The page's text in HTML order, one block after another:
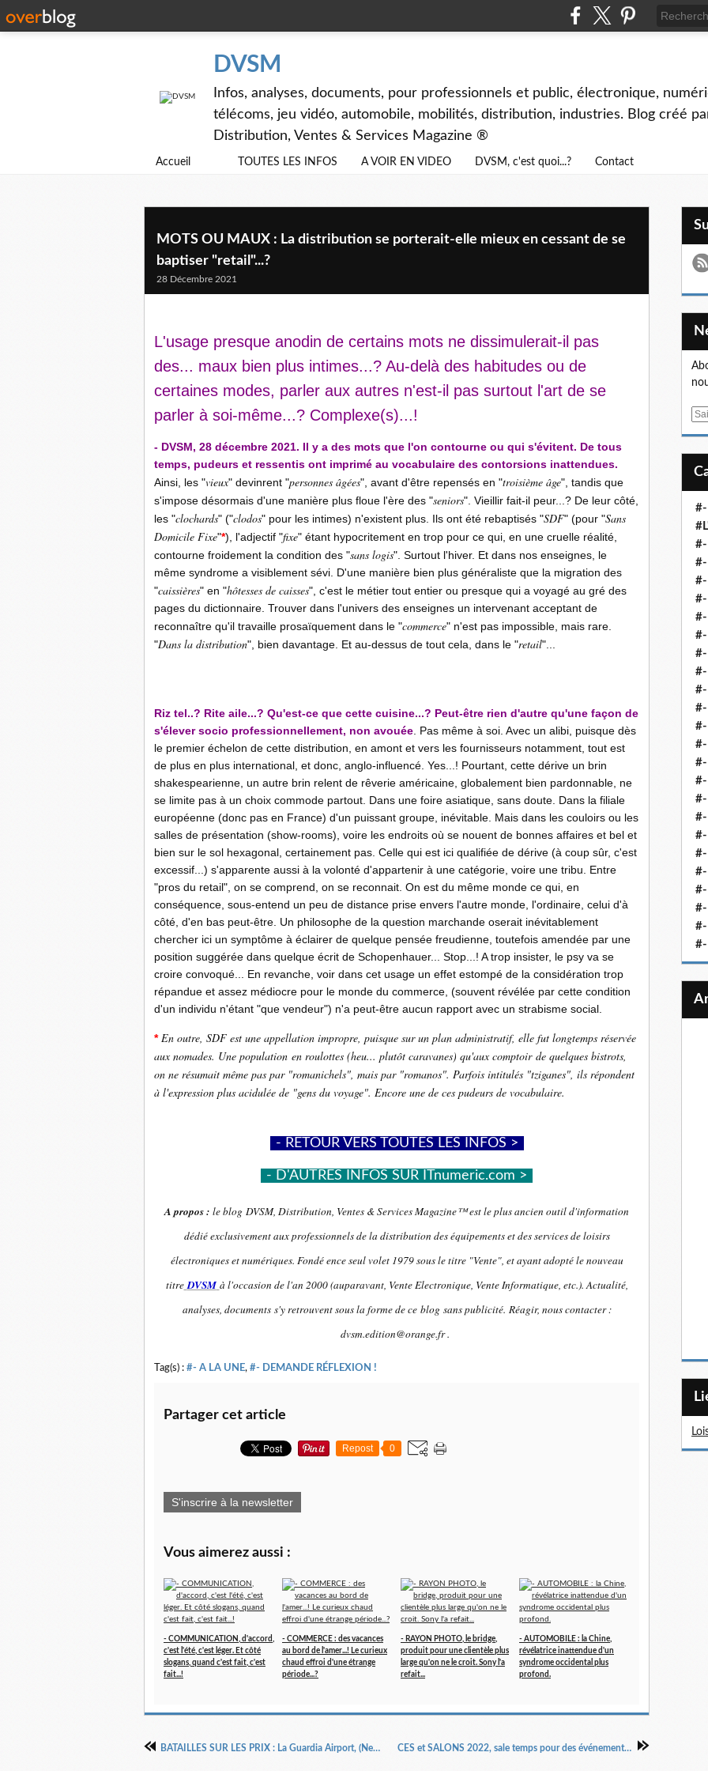
DVSM
Infos, analyses, documents, pour professionnels et public, électronique,
télécoms, jeu vidéo, automobile, mobilités, distribution, industries. Blog créé
Distribution, Ventes & Services Magazine ®
Accueil TOUTES LES INFOS A VOIR EN VIDEO DVSM, c'est quoi...? Contact
MOTS OU MAUX : La distribution se porterait-elle mieux en cessant de se
baptiser "retail"...?
28 Décembre 2021
L'usage presque anodin de certains mots ne dissimulerait-il pas
des... maux bien plus intimes...? Au-delà des habitudes ou de
certaines modes, parler aux autres n'est-il pas surtout l'art de se
parler à soi-même...? Complexe(s)...!
- DVSM, 28 décembre 2021. Il y a des mots que l'on contourne ou qui s'évitent. De tous
temps, pudeurs et ressentis ont imprimé au vocabulaire des contorsions inattendues.
Ainsi, les "vieux" devinrent "personnes âgées", avant d'être repensés en "troisième âge", tandis que
s'impose désormais d'une manière plus floue l'ère des "seniors". Vieillir fait-il peur...? De leur côté,
les "clochards" ("clodos" pour les intimes) n'existent plus. Ils ont été rebaptisés "SDF" (pour "Sans
Domicile Fixe"*), l'adjectif "fixe" étant hypocritement en trop pour ce qui, en une cruelle réalité,
contourne froidement la condition des "sans logis". Surtout l'hiver. Et dans nos enseignes, le
même syndrome a visiblement sévi. D'une manière bien plus généraliste que la migration des
"caissières" en "hôtesses de caisses", c'est le métier tout entier ou presque qui a voyagé au gré des
pages du dictionnaire. Trouver dans l'univers des enseignes un intervenant acceptant de
reconnaître qu'il travaille prosaïquement dans le "commerce" n'est pas impossible, mais rare.
"Dans la distribution", bien davantage. Et au-dessus de tout cela, dans le "retail"...
Riz tel..? Rite aile...? Qu'est-ce que cette cuisine...? Peut-être rien d'autre qu'une façon de
s'élever socio professionnellement, non avouée . Pas même à soi. Avec un alibi, puisque dès
le premier échelon de cette distribution, en amont et vers les fournisseurs notamment, tout est
de plus en plus international, et donc, anglo-influencé. Yes...! Pourtant, cette dérive un brin
shakespearienne, un autre brin relent de rêverie américaine, globalement bien pardonnable, ne
se limite pas à un choix commode partout. Dans une foire asiatique, sans doute. Dans la filiale
européenne (donc pas en France) d'un puissant groupe, inévitable. Mais dans les couloirs ou les
salles de présentation (show-rooms), voire les endroits où se nouent de bonnes affaires et bel et
bien sur le sol hexagonal, certainement pas. Celle qui est ici qualifiée de dérive (à coup sûr, c'est
excessif...) s'apparente aussi à la volonté d'appartenir à une catégorie, voire une tribu. Entre
"pros du retail", on se comprend, on se reconnait. On est du même monde ce qui, en
conséquence, sous-entend un peu de distance prise envers l'autre monde, l'ordinaire, celui d'à
côté, d'en bas peut-être. Un philosophe de la question marchande oserait inévitablement
chercher ici un symptôme à éclairer de quelque pensée freudienne, toutefois amendée par une
position suggérée dans quelque écrit de Schopenhauer... Stop...! A trop insister, le psy va se
croire convoqué... En revanche, voir dans cet usage un effet estompé de la considération trop
répandue et assez médiocre pour le monde du commerce, (souvent révélée par cette condition
d'un individu n'étant "que vendeur") n'a peut-être aucun rapport avec un strabisme social.
* En outre, SDF est une appellation impropre, puisque sur un plan administratif, elle fut longtemps réservée
aux nomades. Une population en roulottes (heu... plutôt caravanes) qu'aux comptoir de quelques bistrots,
on ne résumait même pas par "romanichels", mais par "romanos". Parfois intitulés "tziganes", ils répondent
à l'expression plus acidulée de "gens du voyage". Encore une de ces pudeurs de vocabulaire.
- RETOUR VERS TOUTES LES INFOS >
- D'AUTRES INFOS SUR ITnumeric.com >
A propos : le blog DVSM, Distribution, Ventes & Services Magazine™ est le plus ancien outil d'information
dédié exclusivement aux professionnels de la distribution des équipements et des services de loisirs
électroniques et numériques. Fondé ence seul volet 1979 sous le titre "Vente", et ayant adopté le nouveau
titre DVSM à l'occasion de l'an 2000 (auparavant, Vente Electronique, Vente Informatique, etc.). Actualité,
analyses, documents s'y retrouvent sous la forme de ce blog sans publicité. Réagir, nous contacter :
dvsm.edition@orange.fr .
Tag(s) : #- A LA UNE, #- DEMANDE RÉFLEXION !
Partager cet article
Repost 0
S'inscrire à la newsletter
Vous aimerez aussi :
- COMMUNICATION, d'accord,
c'est l'été, c'est léger. Et côté
slogans, quand c'est fait, c'est
fait...!
- COMMERCE : des vacances
au bord de l'amer...! Le curieux
chaud effroi d'une étrange
période...?
- RAYON PHOTO, le bridge,
produit pour une clientèle plus
large qu'on ne le croit. Sony l'a
refait...
- AUTOMOBILE : la Chine,
révélatrice inattendue d'un
syndrome occidental plus
profond.
BATAILLES SUR LES PRIX : La Guardia Airport, (New York), c'est un peu Versailles, ici...! CES et SALONS 2022, sale temps pour des événements qu'Omicron compromet soudain...
E
#-
#-
#-
#-
#-
#-
#-
#-
#-
#-
#-
#-
#-
#-
#-
#-